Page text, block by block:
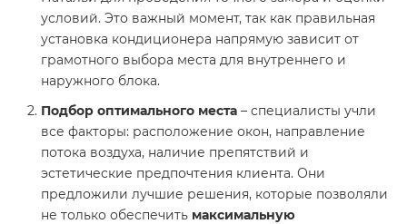
условий. Это важный момент, так как правильная
установка кондиционера напрямую зависит от
грамотного выбора места для внутреннего и
наружного блока.
Подбор оптимального места – специалисты учли
все факторы: расположение окон, направление
потока воздуха, наличие препятствий и
эстетические предпочтения клиента. Они
предложили лучшие решения, которые позволяли
не только обеспечить максимальную